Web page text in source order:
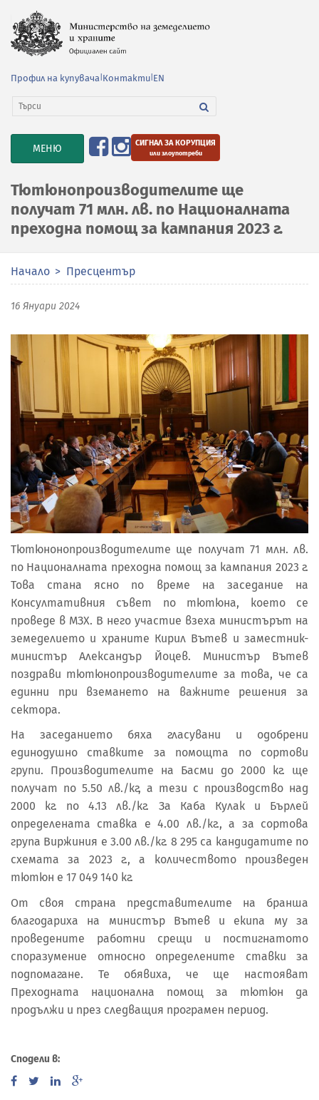
Профил на купувача Контакти EN
TOGGLE
NAVIGATION
МЕНЮ СИГНАЛ ЗА КОРУПЦИЯ
или злоупотреби
Тютюнопроизводителите ще
получат 71 млн. лв. по Националната
преходна помощ за кампания 2023 г.
Начало Пресцентър
16 Януари 2024
Тютюнонопроизводителите ще получат 71 млн. лв.
по Националната преходна помощ за кампания 2023 г.
Това стана ясно по време на заседание на
Консултативния съвет по тютюна, което се
проведе в МЗХ. В него участие взеха министърът на
земеделието и храните Кирил Вътев и заместник-
министър Александър Йоцев. Министър Вътев
поздрави тютюнопроизводителите за това, че са
единни при вземането на важните решения за
сектора.
На заседанието бяха гласувани и одобрени
единодушно ставките за помощта по сортови
групи. Производителите на Басми до 2000 кг. ще
получат по 5.50 лв./кг, а тези с производство над
2000 кг. по 4.13 лв./кг. За Каба Кулак и Бърлей
определената ставка е 4.00 лв./кг., а за сортова
група Виржиния е 3.00 лв./кг. 8 295 са кандидатите по
схемата за 2023 г., а количеството произведен
тютюн е 17 049 140 кг.
От своя страна представителите на бранша
благодариха на министър Вътев и екипа му за
проведените работни срещи и постигнатото
споразумение относно определените ставки за
подпомагане. Те обявиха, че ще настояват
Преходната национална помощ за тютюн да
продължи и през следващия програмен период.
Сподели в: